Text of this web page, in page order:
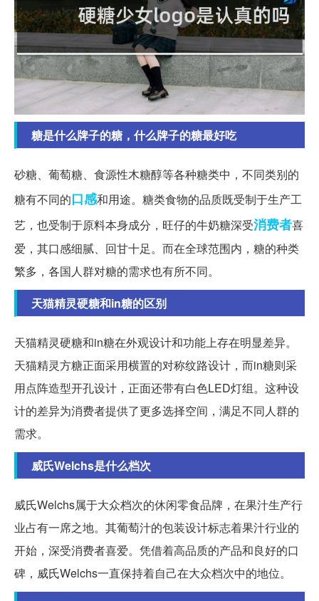
糖是什么牌子的糖，什么牌子的糖最好吃
砂糖、葡萄糖、食源性木糖醇等各种糖类中，不同类别的
糖有不同的口感和用途。糖类食物的品质既受制于生产工
艺，也受制于原料本身成分，旺仔的牛奶糖深受消费者喜
爱，其口感细腻、回甘十足。而在全球范围内，糖的种类
繁多，各国人群对糖的需求也有所不同。
天猫精灵硬糖和in糖的区别
天猫精灵硬糖和in糖在外观设计和功能上存在明显差异。
天猫精灵方糖正面采用横置的对称纹路设计，而in糖则采
用点阵造型开孔设计，正面还带有白色LED灯组。这种设
计的差异为消费者提供了更多选择空间，满足不同人群的
需求。
威氏Welchs是什么档次
威氏Welchs属于大众档次的休闲零食品牌，在果汁生产行
业占有一席之地。其葡萄汁的包装设计标志着果汁行业的
开始，深受消费者喜爱。凭借着高品质的产品和良好的口
碑，威氏Welchs一直保持着自己在大众档次中的地位。